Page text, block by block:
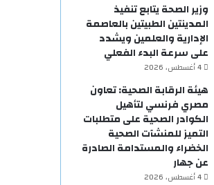
وزير الصحة يتابع تنفيذ
المدينتين الطبيتين بالعاصمة
الإدارية والعلمين ويشدد
على سرعة البدء الفعلي
4 أغسطس، 2026
هيئة الرقابة الصحية: تعاون
مصري فرنسي لتأهيل
الكوادر الصحية على متطلبات
التميز للمنشآت الصحية
الخضراء والمستدامة الصادرة
عن جهار
4 أغسطس، 2026